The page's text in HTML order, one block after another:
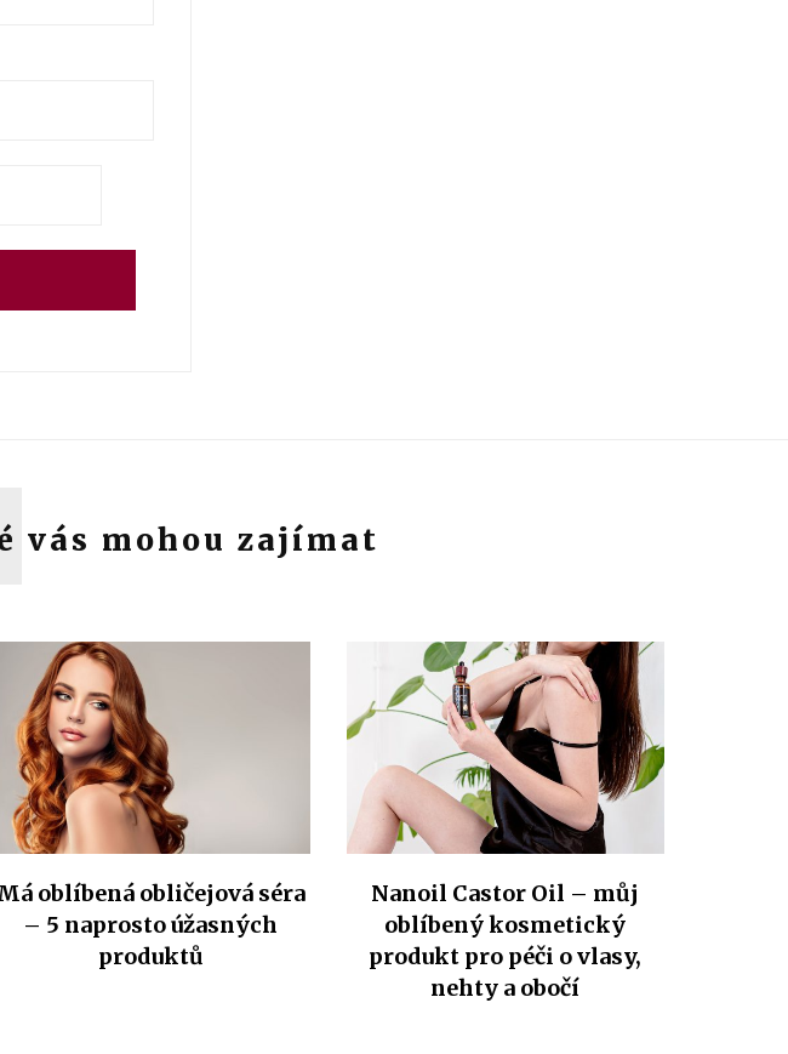
vás mohou zajímat
oblíbená obličejová séra
– 5 naprosto úžasných
produktů
Nanoil Castor Oil – můj
oblíbený kosmetický
produkt pro péči o vlasy,
nehty a obočí